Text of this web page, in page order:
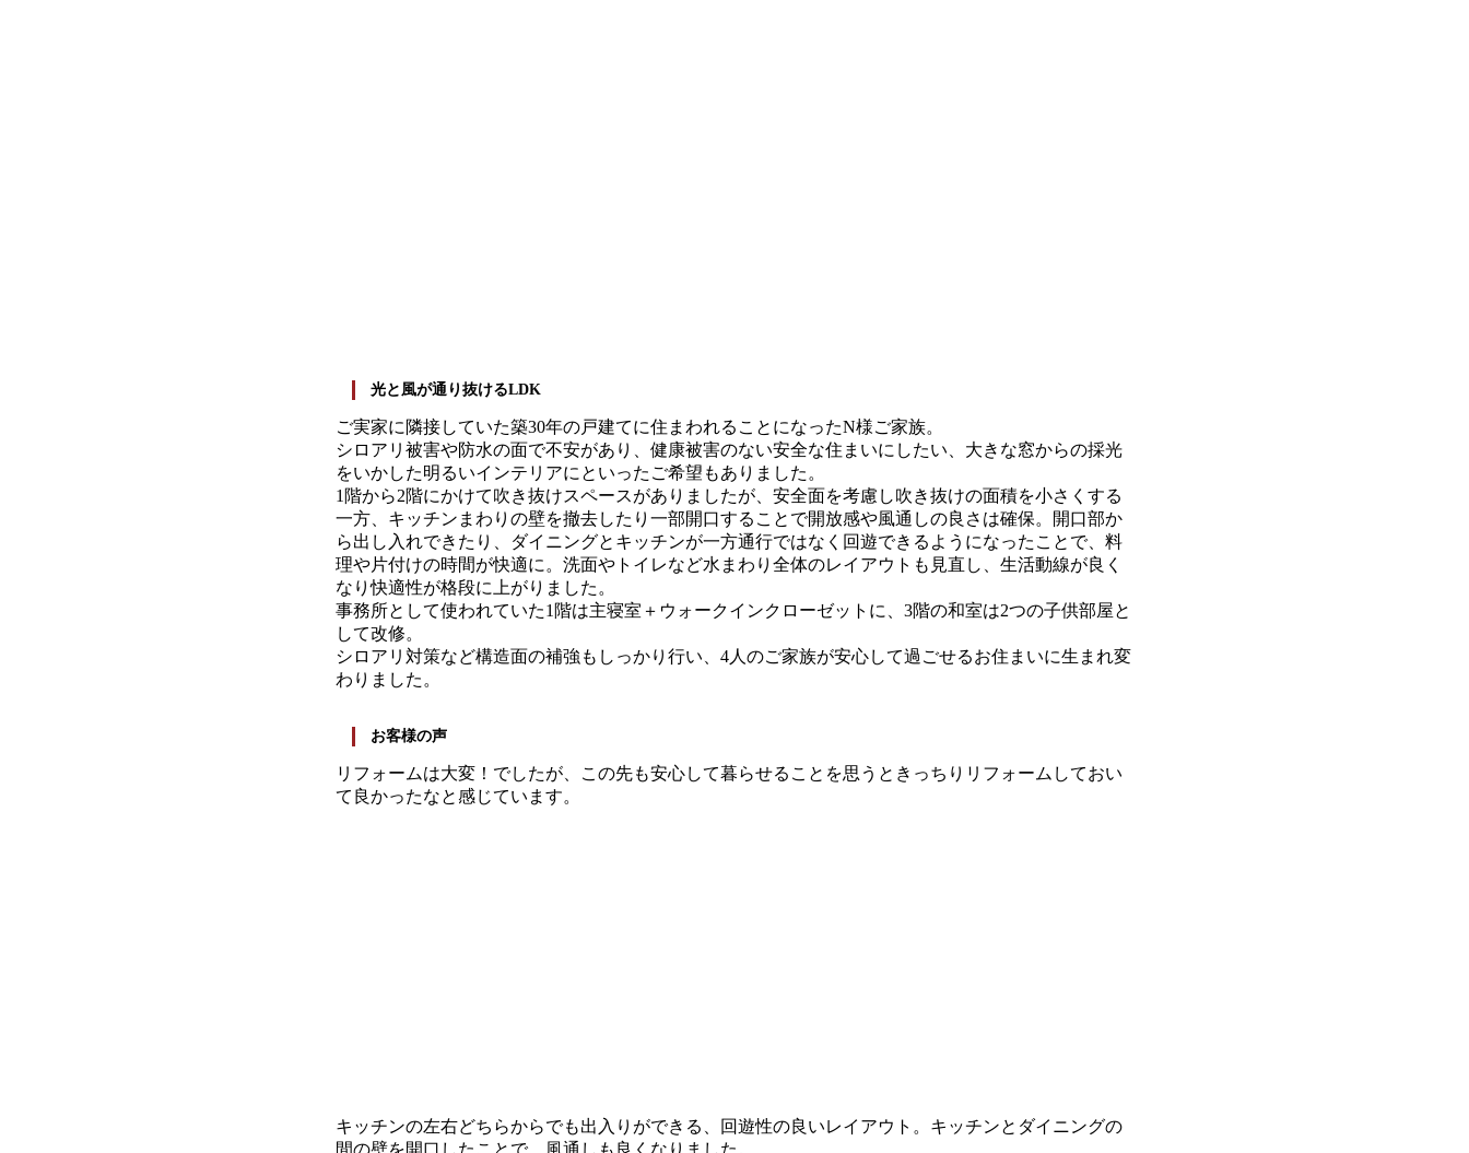
光と風が通り抜けるLDK
ご実家に隣接していた築30年の戸建てに住まわれることになったN様ご家族。
シロアリ被害や防水の面で不安があり、健康被害のない安全な住まいにしたい、大きな窓からの採光
をいかした明るいインテリアにといったご希望もありました。
1階から2階にかけて吹き抜けスペースがありましたが、安全面を考慮し吹き抜けの面積を小さくする
一方、キッチンまわりの壁を撤去したり一部開口することで開放感や風通しの良さは確保。開口部か
ら出し入れできたり、ダイニングとキッチンが一方通行ではなく回遊できるようになったことで、料
理や片付けの時間が快適に。洗面やトイレなど水まわり全体のレイアウトも見直し、生活動線が良く
なり快適性が格段に上がりました。
事務所として使われていた1階は主寝室＋ウォークインクローゼットに、3階の和室は2つの子供部屋と
して改修。
シロアリ対策など構造面の補強もしっかり行い、4人のご家族が安心して過ごせるお住まいに生まれ変
わりました。
お客様の声
リフォームは大変！でしたが、この先も安心して暮らせることを思うときっちりリフォームしておい
て良かったなと感じています。
キッチンの左右どちらからでも出入りができる、回遊性の良いレイアウト。キッチンとダイニングの
間の壁を開口したことで、風通しも良くなりました。